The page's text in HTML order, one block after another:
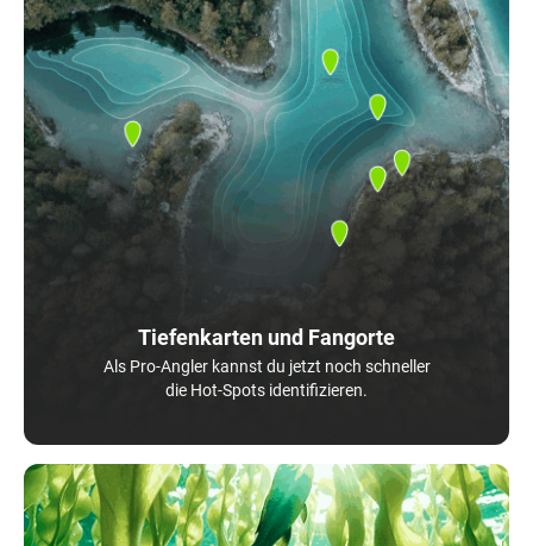
Tiefenkarten und Fangorte
Als Pro-Angler kannst du jetzt noch schneller
die Hot-Spots identifizieren.